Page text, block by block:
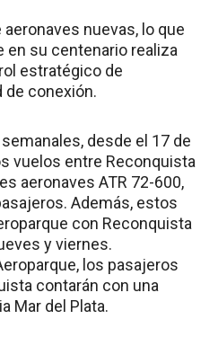
nuevas, lo que
en su centenario realiza
estratégico de
de conexión.
desde el 17 de
vuelos entre Reconquista
aeronaves ATR 72-600,
Además, estos
con Reconquista
y viernes.
los pasajeros
contarán con una
Mar del Plata.